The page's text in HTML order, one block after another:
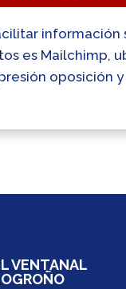
es Mailchimp,
oposición
VENTANAL